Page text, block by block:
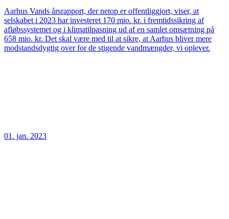
Aarhus Vands årsrapport, der netop er offentliggjort, viser, at
selskabet i 2023 har investeret 170 mio. kr. i fremtidssikring af
afløbssystemet og i klimatilpasning ud af en samlet omsætning på
658 mio. kr. Det skal være med til at sikre, at Aarhus bliver mere
modstandsdygtig over for de stigende vandmængder, vi oplever.
01. jan. 2023